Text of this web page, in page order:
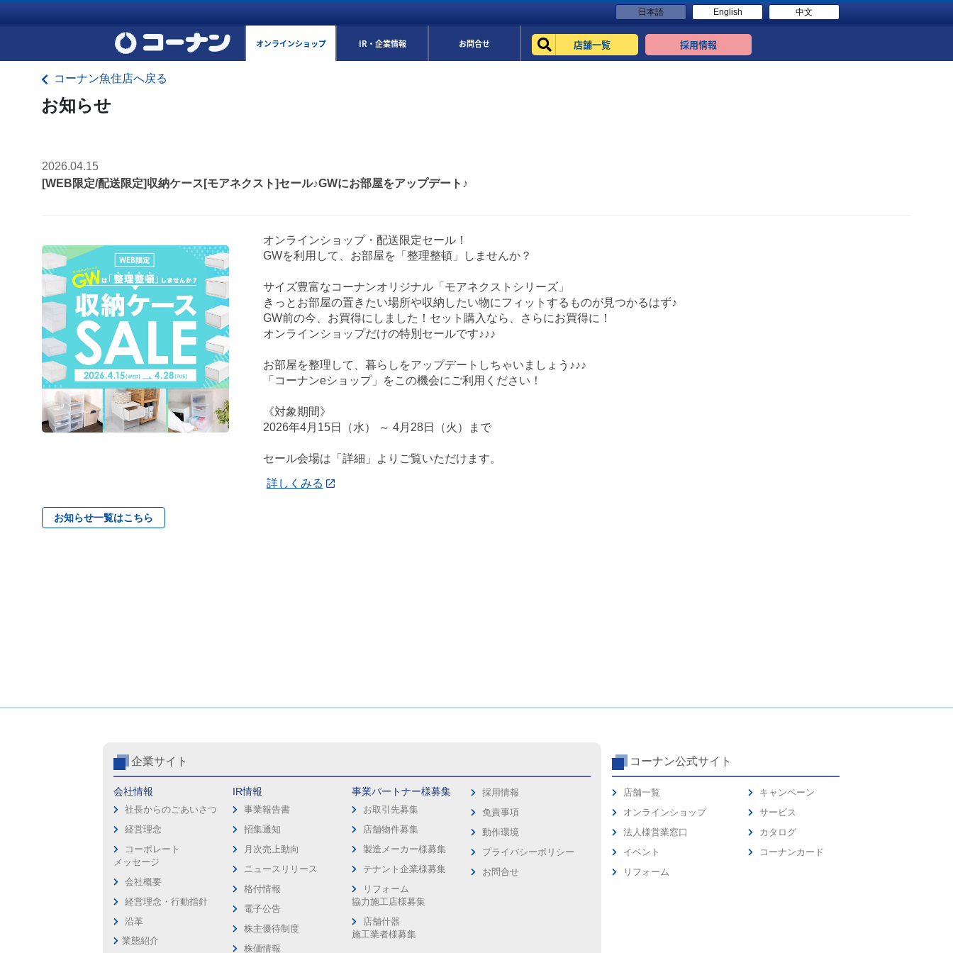
日本語 English 中文
オンラインショップ IR・企業情報 お問合せ 店舗一覧 採用情報
コーナン魚住店へ戻る
お知らせ
2026.04.15
[WEB限定/配送限定]収納ケース[モアネクスト]セール♪GWにお部屋をアップデート♪
オンラインショップ・配送限定セール！
GWを利用して、お部屋を「整理整頓」しませんか？
サイズ豊富なコーナンオリジナル「モアネクストシリーズ」
きっとお部屋の置きたい場所や収納したい物にフィットするものが見つかるはず♪
GW前の今、お買得にしました！セット購入なら、さらにお買得に！
オンラインショップだけの特別セールです♪♪♪
お部屋を整理して、暮らしをアップデートしちゃいましょう♪♪♪
「コーナンeショップ」をこの機会にご利用ください！
《対象期間》
2026年4月15日（水） ～ 4月28日（火）まで
セール会場は「詳細」よりご覧いただけます。
詳しくみる
お知らせ一覧はこちら
企業サイト
会社情報
社長からのごあいさつ
経営理念
コーポレート
メッセージ
会社概要
経営理念・行動指針
沿革
業態紹介
IR情報
事業報告書
招集通知
月次売上動向
ニュースリリース
格付情報
電子公告
株主優待制度
株価情報
事業パートナー様募集
お取引先募集
店舗物件募集
製造メーカー様募集
テナント企業様募集
リフォーム
協力施工店様募集
店舗什器
施工業者様募集
採用情報
免責事項
動作環境
プライバシーポリシー
お問合せ
コーナン公式サイト
店舗一覧
オンラインショップ
法人様営業窓口
イベント
リフォーム
キャンペーン
サービス
カタログ
コーナンカード